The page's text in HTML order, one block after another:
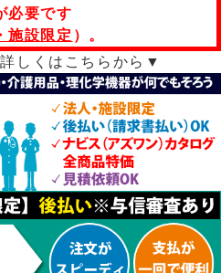
必要です
施設限定 ）。
しくはこちらから▼